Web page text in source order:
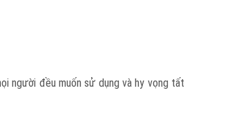
người đều muốn sử dụng và hy vọng tất